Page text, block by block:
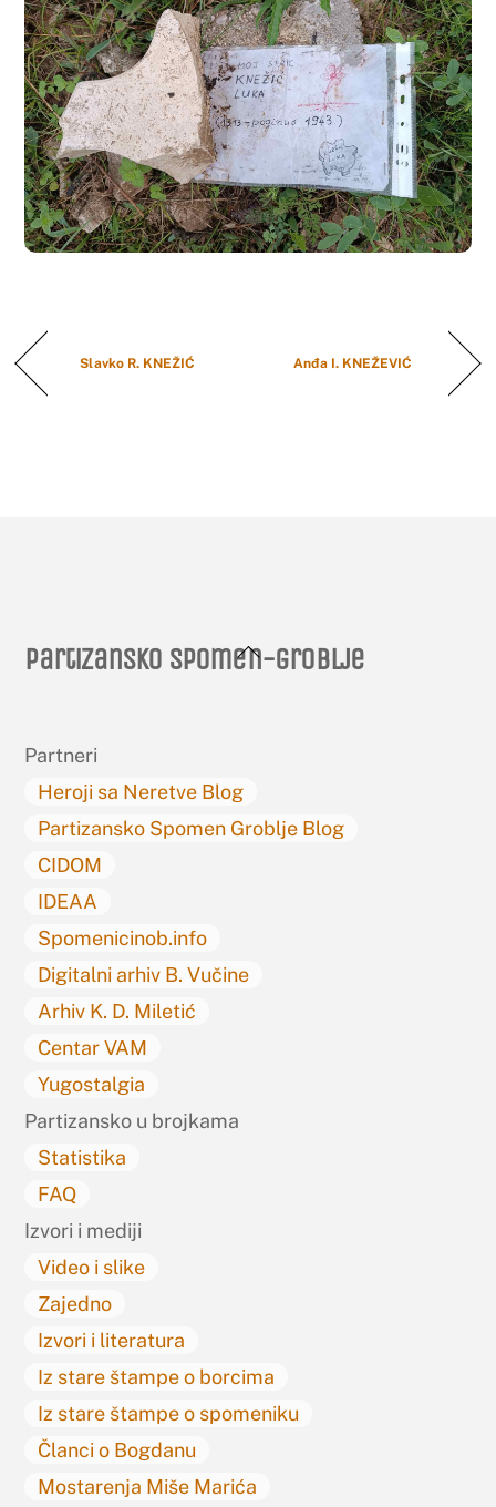
Slavko R. KNEŽIĆ Anđa I. KNEŽEVIĆ
Back
Partizansko spomen-groblje
Partneri
Heroji sa Neretve Blog
Partizansko Spomen Groblje Blog
CIDOM
IDEAA
Spomenicinob.info
Digitalni arhiv B. Vučine
Arhiv K. D. Miletić
Centar VAM
Yugostalgia
Partizansko u brojkama
Statistika
FAQ
Izvori i mediji
Video i slike
Zajedno
Izvori i literatura
Iz stare štampe o borcima
Iz stare štampe o spomeniku
Članci o Bogdanu
Mostarenja Miše Marića